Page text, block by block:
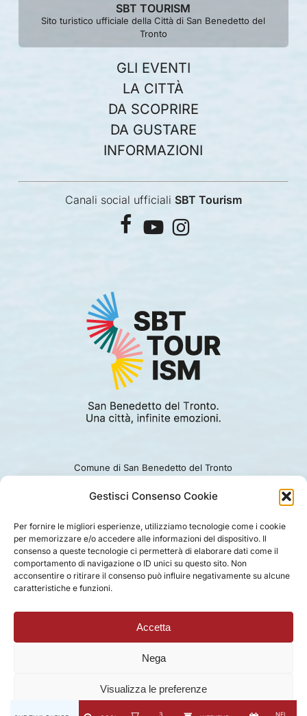
Gestisci Consenso Cookie
Per fornire le migliori esperienze, utilizziamo tecnologie come i cookie
per memorizzare e/o accedere alle informazioni del dispositivo. Il
consenso a queste tecnologie ci permetterà di elaborare dati come il
comportamento di navigazione o ID unici su questo sito. Non
acconsentire o ritirare il consenso può influire negativamente su alcune
caratteristiche e funzioni.
Accetta
Nega
Visualizza le preferenze
3 NEL
SBT TOURISM
Sito turistico ufficiale della Città di San Benedetto del
Tronto
GLI EVENTI
LA CITTÀ
DA SCOPRIRE
DA GUSTARE
INFORMAZIONI
Canali social ufficiali SBT Tourism
facebook
youtubeinstagram
Comune di San Benedetto del Tronto
Ufficio turismo: 0735.794229
PRIVACY |COOKIE | LEGAL |DISCLAIMER